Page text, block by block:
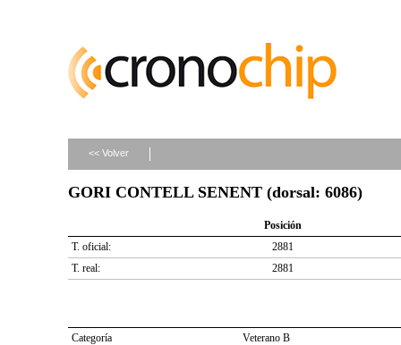
<< Volver
GORI CONTELL SENENT (dorsal: 6086)
Posición
T. oficial:
2881
T. real:
2881
Categoría
Veterano B